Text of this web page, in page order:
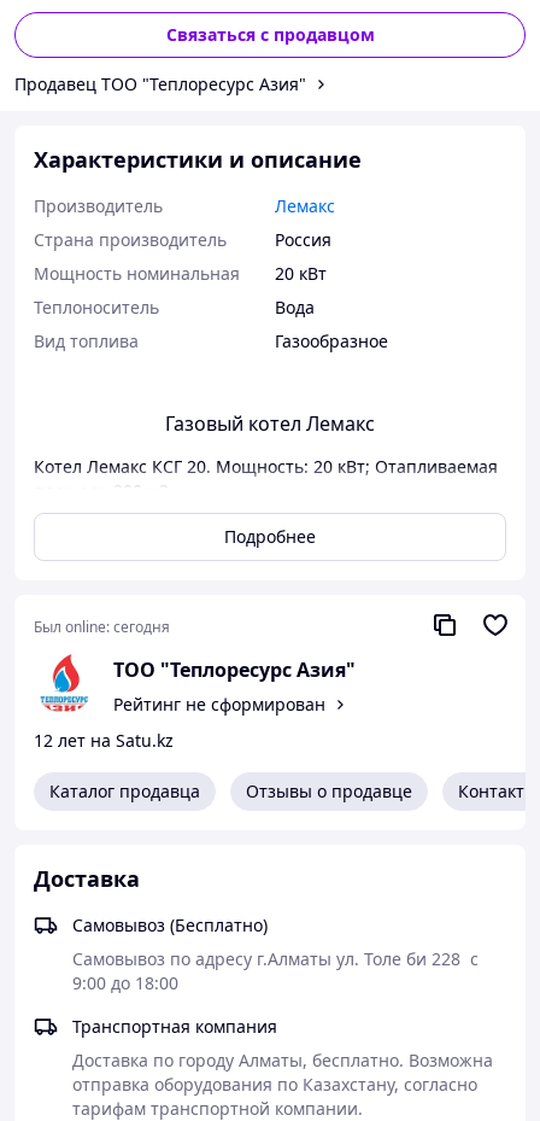
Связаться с продавцом
Продавец TOO "Теплоресурc Азия"
Характеристики и описание
Производитель
Лемакс
Страна производитель
Россия
Мощность номинальная
20 кВт
Теплоноситель
Вода
Вид топлива
Газообразное
Газовый котел Лемакс
Котел Лемакс КСГ 20. Мощность: 20 кВт; Отапливаемая
площадь 200 м2.
Отапливаемая площадь, кв.м
(вход/выход), мм
КПД(%)
Масса (кг)
Мощность (кВт)
20
Высокоэффективные и энергонезависимые котлы
Лемакс принесут тепло и уют вашему дому.
Предназначены для отопления и горячего
водоснабжения жилых и коммунальных помещений,
зданий административно-бытового назначения. -
Магнитогорского металлургического комбината; -
теплоизоляционное покрытие теплообменника; -
антикоррозийная; - обработка ингибирующим
составом; - срок эксплуатации 14 лет;
Подробнее
Был online:сегодня
TOO "Теплоресурc Азия"
Рейтинг не сформирован
12 лет на Satu.kz
Каталог продавца Отзывы о продавце Контакты
Доставка
Самовывоз (Бесплатно)
Самовывоз по адресу г.Алматы ул. Толе би 228  с
9:00 до 18:00
Транспортная компания
Доставка по городу Алматы, бесплатно. Возможна
отправка оборудования по Казахстану, согласно
тарифам транспортной компании.